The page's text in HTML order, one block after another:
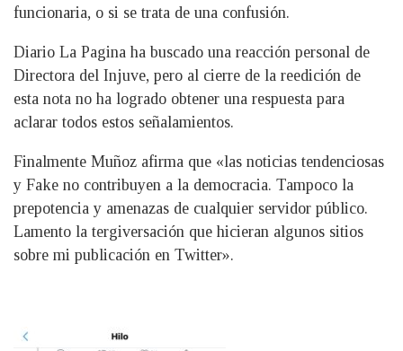
funcionaria, o si se trata de una confusión.
Diario La Pagina ha buscado una reacción personal de
Directora del Injuve, pero al cierre de la reedición de
esta nota no ha logrado obtener una respuesta para
aclarar todos estos señalamientos.
Finalmente Muñoz afirma que «las noticias tendenciosas
y Fake no contribuyen a la democracia. Tampoco la
prepotencia y amenazas de cualquier servidor público.
Lamento la tergiversación que hicieran algunos sitios
sobre mi publicación en Twitter».